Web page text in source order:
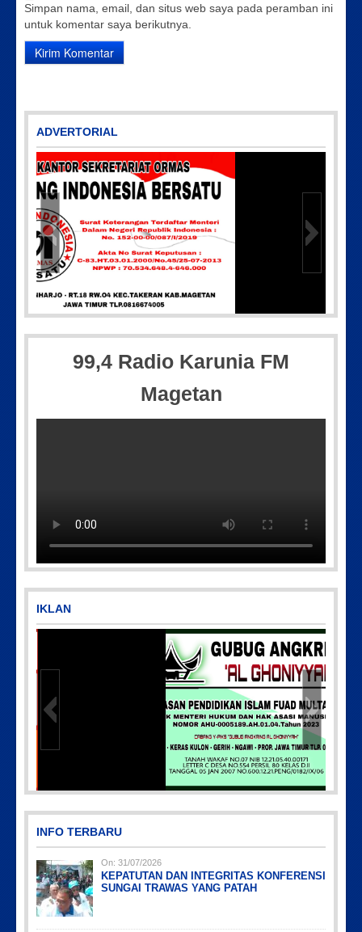
Simpan nama, email, dan situs web saya pada peramban ini
untuk komentar saya berikutnya.
ADVERTORIAL
IMG-20250501-WA0005
35-604
99,4 Radio Karunia FM
Magetan
IKLAN
Picsart_23-04-02_13-27-26-448
INFO TERBARU
On: 31/07/2026
KEPATUTAN DAN INTEGRITAS KONFERENSI
SUNGAI TRAWAS YANG PATAH